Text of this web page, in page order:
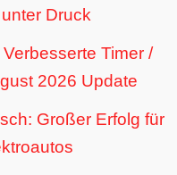
Druck
Timer /
2026 Update
Großer Erfolg für